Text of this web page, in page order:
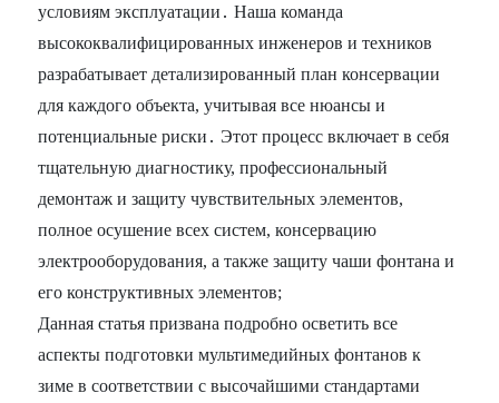
условиям эксплуатации․ Наша команда
высококвалифицированных инженеров и техников
разрабатывает детализированный план консервации
для каждого объекта, учитывая все нюансы и
потенциальные риски․ Этот процесс включает в себя
тщательную диагностику, профессиональный
демонтаж и защиту чувствительных элементов,
полное осушение всех систем, консервацию
электрооборудования, а также защиту чаши фонтана и
его конструктивных элементов;
Данная статья призвана подробно осветить все
аспекты подготовки мультимедийных фонтанов к
зиме в соответствии с высочайшими стандартами